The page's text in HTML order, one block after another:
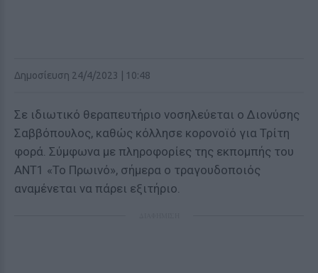
Δημοσίευση 24/4/2023 | 10:48
Σε ιδιωτικό θεραπευτήριο νοσηλεύεται ο Διονύσης
Σαββόπουλος, καθώς κόλλησε κορονοϊό για Τρίτη
φορά. Σύμφωνα με πληροφορίες της εκπομπής του
ΑΝΤ1 «Το Πρωινό», σήμερα ο τραγουδοποιός
αναμένεται να πάρει εξιτήριο.